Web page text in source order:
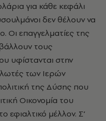
για κάθε κεφάλι
δεν θέλουν να
Oι επαγγελματίες της
τους
υφίστανται στην
των Iερών
της Δύσης που
Oικονομία του
εφιαλτικό μέλλον. Σ’